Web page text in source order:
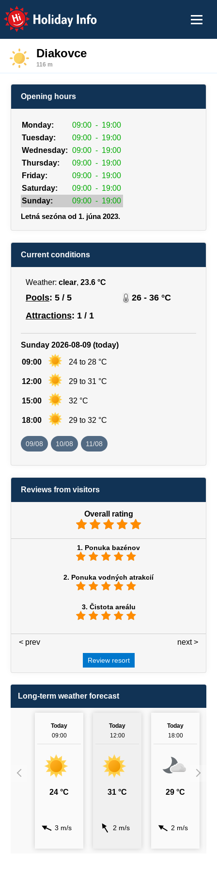
Holiday Info
Diakovce
116 m
Opening hours
Monday: 09:00 - 19:00
Tuesday:
09:00 - 19:00
Wednesday: 09:00 - 19:00
Thursday:
09:00 - 19:00
Friday:
09:00 - 19:00
Saturday:
09:00 - 19:00
Sunday:
09:00 - 19:00
Letná sezóna od 1. júna 2023.
Current conditions
Weather: clear, 23.6 °C
Pools: 5 / 5
26 - 36 °C
Attractions: 1 / 1
Sunday 2026-08-09 (today)
09:00 24 to 28 °C
12:00 29 to 31 °C
15:00 32 °C
18:00 29 to 32 °C
09/08 10/08 11/08
Reviews from visitors
Overall rating
1. Ponuka bazénov
2. Ponuka vodných atrakcií
3. Čistota areálu
next >
< prev
Review resort
Long-term weather forecast
Today
09:00
24 °C
3 m/s
Today
12:00
31 °C
2 m/s
Today
18:00
29 °C
2 m/s